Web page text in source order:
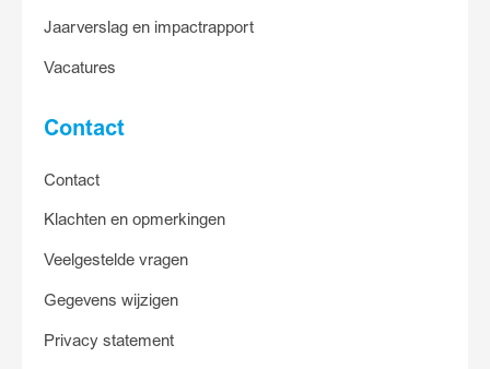
Jaarverslag en impactrapport
Vacatures
Contact
Contact
Klachten en opmerkingen
Veelgestelde vragen
Gegevens wijzigen
Privacy statement